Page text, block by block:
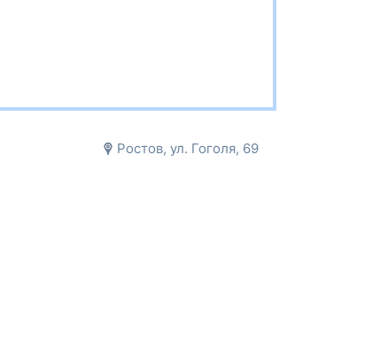
Ростов, ул. Гоголя, 69